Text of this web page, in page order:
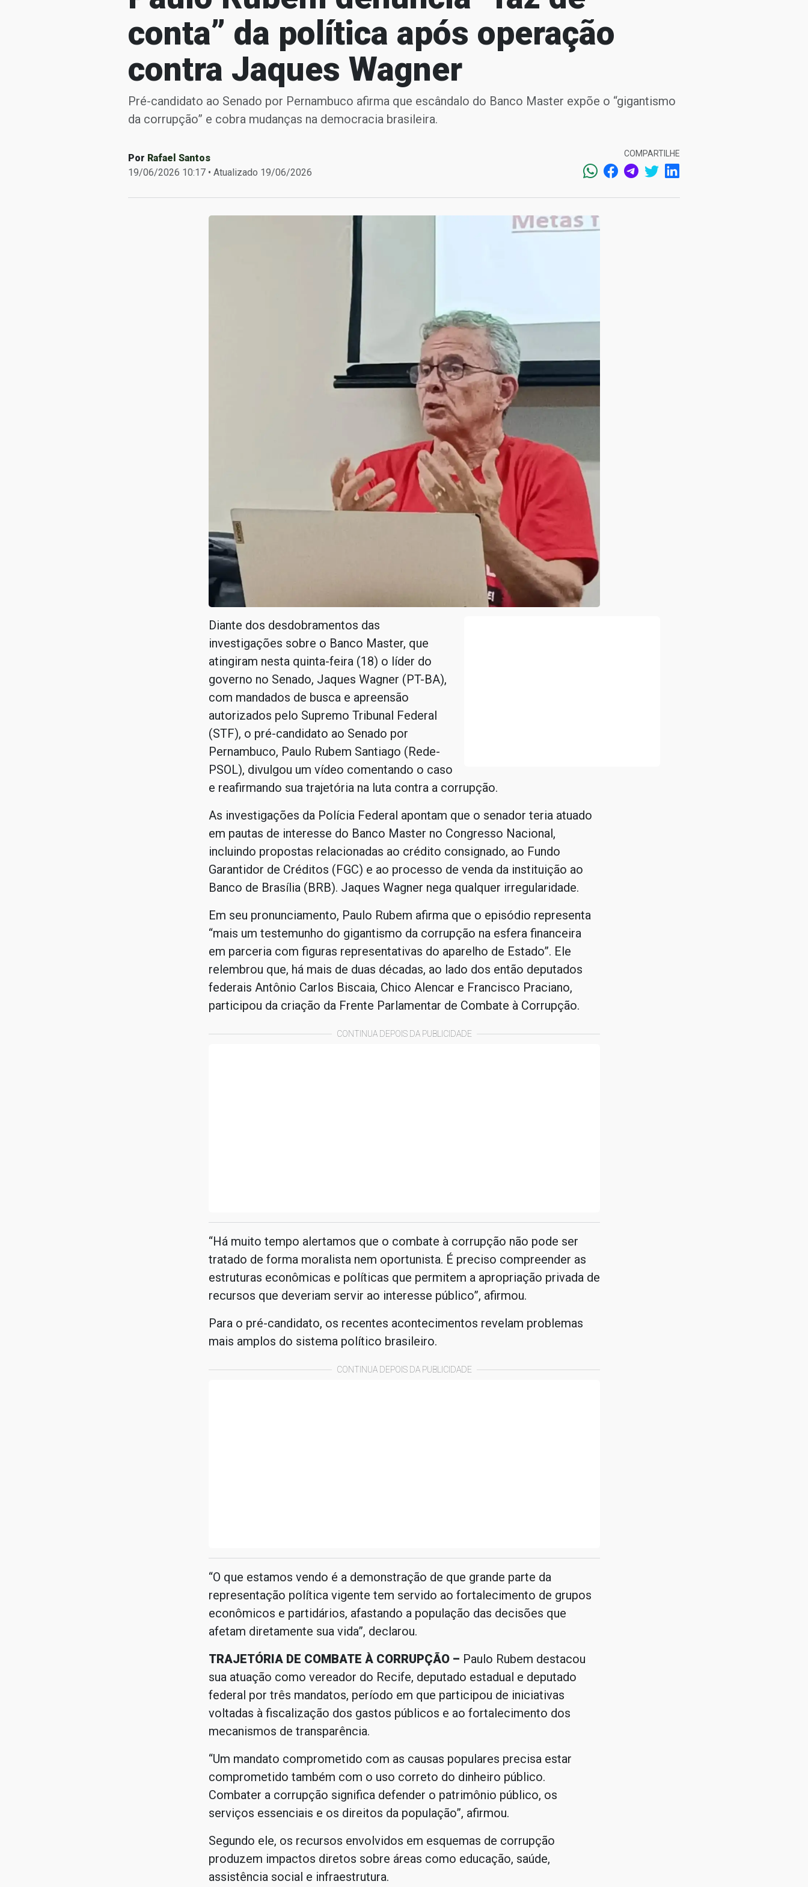
conta” da política após operação
contra Jaques Wagner
Pré-candidato ao Senado por Pernambuco afirma que escândalo do Banco Master expõe o “gigantismo
da corrupção” e cobra mudanças na democracia brasileira.
Por Rafael Santos
19/06/2026 10:17 • Atualizado 19/06/2026
COMPARTILHE
Diante dos desdobramentos das
investigações sobre o Banco Master, que
atingiram nesta quinta-feira (18) o líder do
governo no Senado, Jaques Wagner (PT-BA),
com mandados de busca e apreensão
autorizados pelo Supremo Tribunal Federal
(STF), o pré-candidato ao Senado por
Pernambuco, Paulo Rubem Santiago (Rede-
PSOL), divulgou um vídeo comentando o caso
e reafirmando sua trajetória na luta contra a corrupção.
As investigações da Polícia Federal apontam que o senador teria atuado
em pautas de interesse do Banco Master no Congresso Nacional,
incluindo propostas relacionadas ao crédito consignado, ao Fundo
Garantidor de Créditos (FGC) e ao processo de venda da instituição ao
Banco de Brasília (BRB). Jaques Wagner nega qualquer irregularidade.
Em seu pronunciamento, Paulo Rubem afirma que o episódio representa
“mais um testemunho do gigantismo da corrupção na esfera financeira
em parceria com figuras representativas do aparelho de Estado”. Ele
relembrou que, há mais de duas décadas, ao lado dos então deputados
federais Antônio Carlos Biscaia, Chico Alencar e Francisco Praciano,
participou da criação da Frente Parlamentar de Combate à Corrupção.
CONTINUA DEPOIS DA PUBLICIDADE
“Há muito tempo alertamos que o combate à corrupção não pode ser
tratado de forma moralista nem oportunista. É preciso compreender as
estruturas econômicas e políticas que permitem a apropriação privada de
recursos que deveriam servir ao interesse público”, afirmou.
Para o pré-candidato, os recentes acontecimentos revelam problemas
mais amplos do sistema político brasileiro.
CONTINUA DEPOIS DA PUBLICIDADE
“O que estamos vendo é a demonstração de que grande parte da
representação política vigente tem servido ao fortalecimento de grupos
econômicos e partidários, afastando a população das decisões que
afetam diretamente sua vida”, declarou.
TRAJETÓRIA DE COMBATE À CORRUPÇÃO – Paulo Rubem destacou
sua atuação como vereador do Recife, deputado estadual e deputado
federal por três mandatos, período em que participou de iniciativas
voltadas à fiscalização dos gastos públicos e ao fortalecimento dos
mecanismos de transparência.
“Um mandato comprometido com as causas populares precisa estar
comprometido também com o uso correto do dinheiro público.
Combater a corrupção significa defender o patrimônio público, os
serviços essenciais e os direitos da população”, afirmou.
Segundo ele, os recursos envolvidos em esquemas de corrupção
produzem impactos diretos sobre áreas como educação, saúde,
assistência social e infraestrutura.